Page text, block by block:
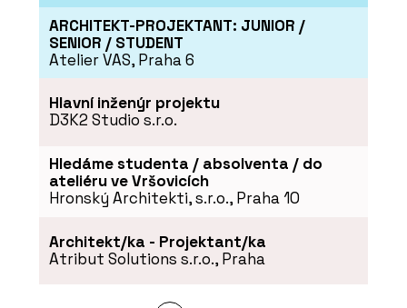
ČLÁNKY
Nic neodflákneme, to se v řemesle
nábytku v Libčicích nad Vltavou
ARCHITEKT-PROJEKTANT: JUNIOR /
SENIOR / STUDENT
Atelier VAS, Praha 6
Hlavní inženýr projektu
D3K2 Studio s.r.o.
Hledáme studenta / absolventa / do
ateliéru ve Vršovicích
Hronský Architekti, s.r.o., Praha 10
Architekt/ka - Projektant/ka
Atribut Solutions s.r.o., Praha